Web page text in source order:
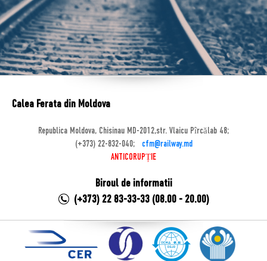
Calea Ferata din Moldova
Republica Moldova, Chisinau MD-2012,str. Vlaicu Pîrcălab 48;
(+373) 22-832-040;
cfm@railway.md
ANTICORUPȚIE
Biroul de informatii
(+373) 22 83-33-33 (08.00 - 20.00)